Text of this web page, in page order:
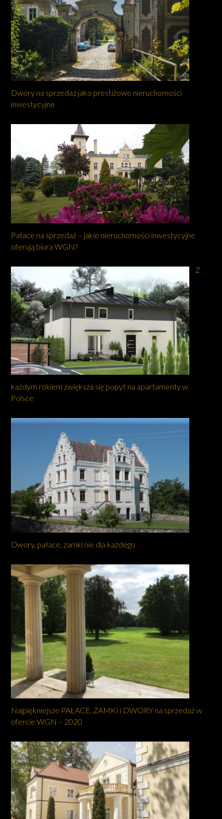
Dwory na sprzedaż jako prestiżowe nieruchomości
inwestycyjne
Pałace na sprzedaż – jakie nieruchomości inwestycyjne
oferują biura WGN?
Z
każdym rokiem zwiększa się popyt na apartamenty w
Polsce
Dwory, pałace, zamki nie dla każdego
Najpiękniejsze PAŁACE, ZAMKI i DWORY na sprzedaż w
ofercie WGN – 2020